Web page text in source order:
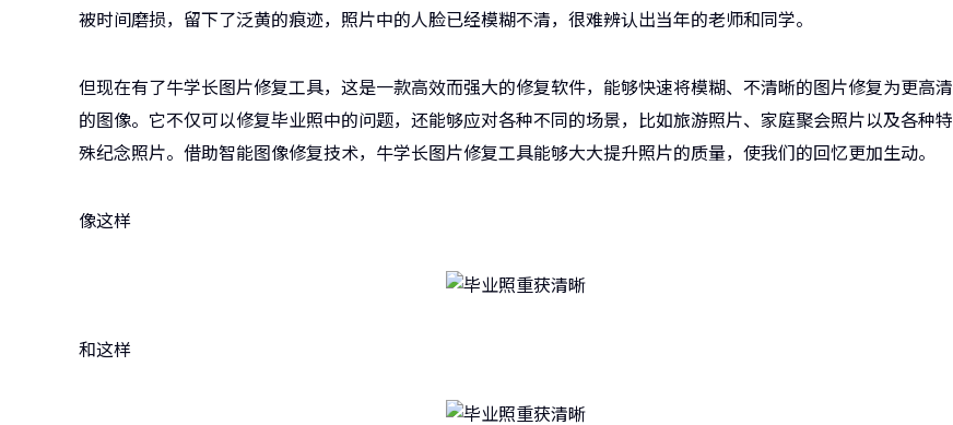
被时间磨损，留下了泛黄的痕迹，照片中的人脸已经模糊不清，很难辨认出当年的老师和同学。
但现在有了牛学长图片修复工具，这是一款高效而强大的修复软件，能够快速将模糊、不清晰的图片修复为更高清
的图像。它不仅可以修复毕业照中的问题，还能够应对各种不同的场景，比如旅游照片、家庭聚会照片以及各种特
殊纪念照片。借助智能图像修复技术，牛学长图片修复工具能够大大提升照片的质量，使我们的回忆更加生动。
像这样
和这样